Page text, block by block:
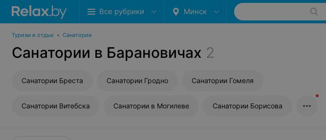
Все рубрики Минск
Туризм и отдых • Санатории
Санатории в Барановичах 2
Санатории Бреста Санатории Гродно Санатории Гомеля
Санатории Витебска Санатории в Могилеве Санатории Борисова